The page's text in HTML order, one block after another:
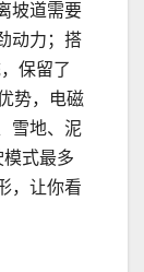
坡道需要
动力；搭
保留了
势，电磁
雪地、泥
式最多
，让你看